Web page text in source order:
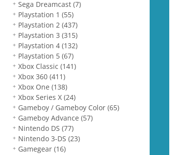
Sega Dreamcast(7)
Playstation 1(55)
Playstation 2(437)
Playstation 3(315)
Playstation 4(132)
Playstation 5(67)
Xbox Classic(141)
Xbox 360(411)
Xbox One(138)
Xbox Series X(24)
Gameboy / Gameboy Color(65)
Gameboy Advance(57)
Nintendo DS(77)
Nintendo 3-DS(23)
Gamegear(16)